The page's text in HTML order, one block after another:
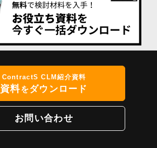
ContractS CLM紹介資料
資料をダウンロード
お問い合わせ